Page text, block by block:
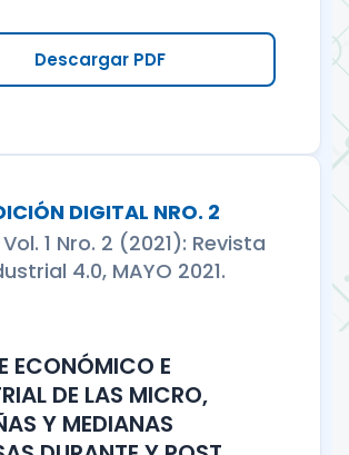
Descargar PDF
DIGITAL NRO. 2
1 Nro. 2 (2021): Revista
4.0, MAYO 2021.
ECONÓMICO E
DE LAS MICRO,
Y MEDIANAS